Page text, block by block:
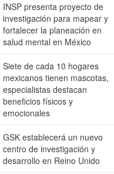
INSP presenta proyecto de
investigación para mapear y
fortalecer la planeación en
salud mental en México
Siete de cada 10 hogares
mexicanos tienen mascotas,
especialistas destacan
beneficios físicos y
emocionales
GSK establecerá un nuevo
centro de investigación y
desarrollo en Reino Unido